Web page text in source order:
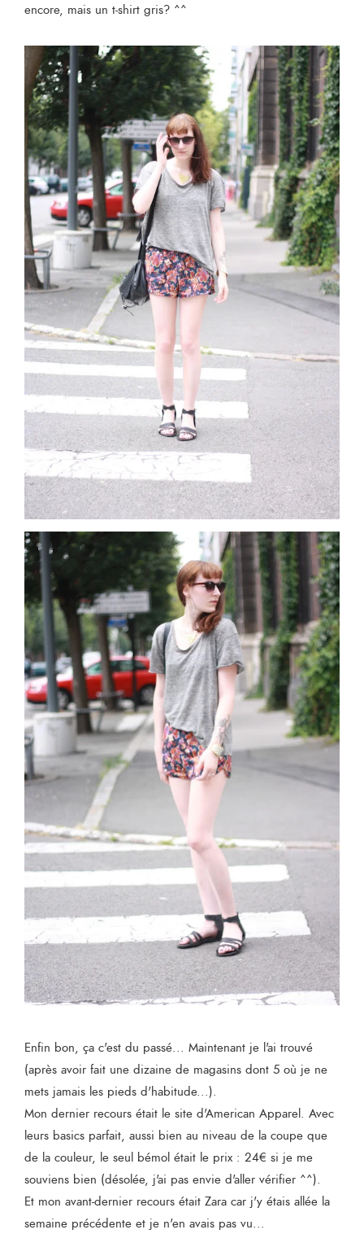
encore, mais un t-shirt gris? ^^
Enfin bon, ça c'est du passé... Maintenant je l'ai trouvé
(après avoir fait une dizaine de magasins dont 5 où je ne
mets jamais les pieds d'habitude...).
Mon dernier recours était le site d'American Apparel. Avec
leurs basics parfait, aussi bien au niveau de la coupe que
de la couleur, le seul bémol était le prix : 24€ si je me
souviens bien (désolée, j'ai pas envie d'aller vérifier ^^).
Et mon avant-dernier recours était Zara car j'y étais allée la
semaine précédente et je n'en avais pas vu...